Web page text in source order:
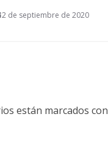
2 de septiembre de 2020
están marcados con